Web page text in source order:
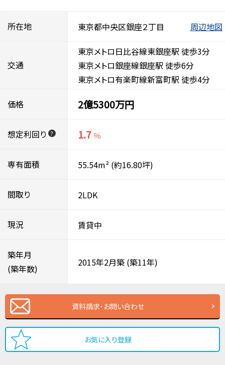
所在地 東京都中央区銀座２丁目 周辺地図
交通
東京メトロ日比谷線東銀座駅 徒歩3分
東京メトロ銀座線銀座駅 徒歩6分
東京メトロ有楽町線新富町駅 徒歩4分
価格 2億5300万円
想定利回り ? 1.7 ％
専有面積 55.54m² (約16.80坪)
間取り 2LDK
現況 賃貸中
築年月
(築年数)
2015年2月築 (築11年)
資料請求・お問い合わせ
お気に入り登録